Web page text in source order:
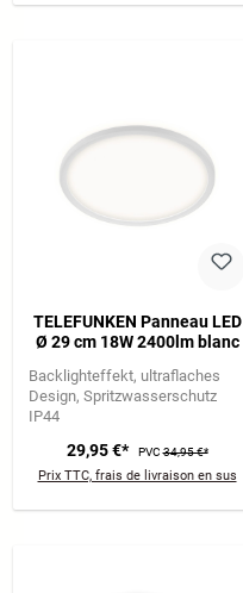
TELEFUNKEN Panneau LED
Ø 29 cm 18W 2400lm blanc
Backlighteffekt ultraflaches
Design Spritzwasserschutz
IP44
29,95 €* PVC34,95 €*
Prix TTC, frais de livraison en sus